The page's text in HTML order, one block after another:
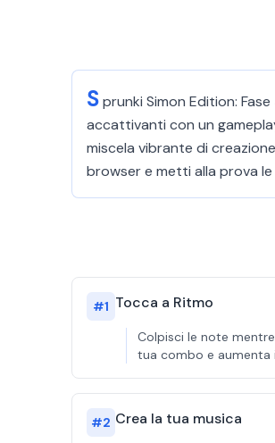
Sprunki Simon Edition:
accattivanti con un
miscela vibrante di
browser e metti alla prova
#1 Tocca a Ritmo
Colpisci le note
tua combo e aumenta
#2 Crea la tua musica